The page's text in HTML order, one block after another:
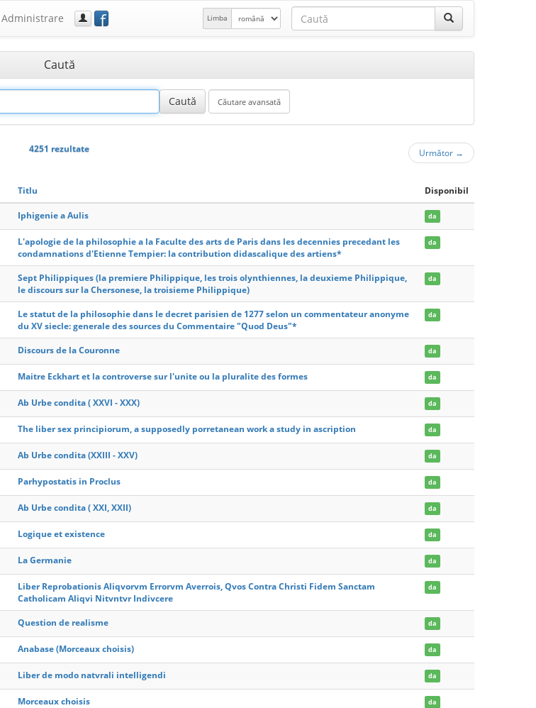
Administrare f Limba
Caută
4251 rezultate Următor →
Titlu Disponibil
Iphigenie a Aulis da
L'apologie de la philosophie a la Faculte des arts de Paris dans les decennies precedant les
condamnations d'Etienne Tempier: la contribution didascalique des artiens*
da
Sept Philippiques (la premiere Philippique, les trois olynthiennes, la deuxieme Philippique,
le discours sur la Chersonese, la troisieme Philippique)
da
Le statut de la philosophie dans le decret parisien de 1277 selon un commentateur anonyme
du XV siecle: generale des sources du Commentaire "Quod Deus"*
da
Discours de la Couronne da
Maitre Eckhart et la controverse sur l'unite ou la pluralite des formes da
Ab Urbe condita ( XXVI - XXX) da
The liber sex principiorum, a supposedly porretanean work a study in ascription da
Ab Urbe condita (XXIII - XXV) da
Parhypostatis in Proclus da
Ab Urbe condita ( XXI, XXII) da
Logique et existence da
La Germanie da
Liber Reprobationis Aliqvorvm Errorvm Averrois, Qvos Contra Christi Fidem Sanctam
Catholicam Aliqvi Nitvntvr Indivcere
da
Question de realisme da
Anabase (Morceaux choisis) da
Liber de modo natvrali intelligendi da
Morceaux choisis da